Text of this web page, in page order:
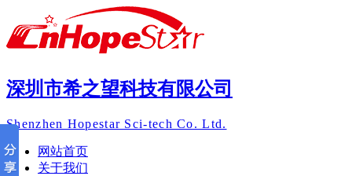
深圳市希之望科技有限公司
Shenzhen Hopestar Sci-tech Co. Ltd.
网站首页
关于我们